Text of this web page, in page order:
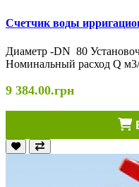
Счетчик воды
Диаметр -DN 80
Номинальный расход Q
9 384.00.грн